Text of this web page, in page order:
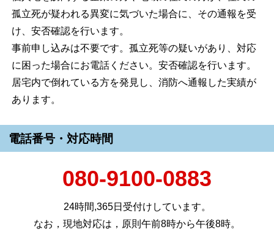
孤立死が疑われる異変に気づいた場合に、その通報を受
け、安否確認を行います。
事前申し込みは不要です。孤立死等の疑いがあり、対応
に困った場合にお電話ください。安否確認を行います。
居宅内で倒れている方を発見し、消防へ通報した実績が
あります。
電話番号・対応時間
080-9100-0883
24時間,365日受付けしています。
なお，現地対応は，原則午前8時から午後8時。